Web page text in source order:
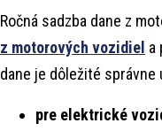
Ročná sadzba dane z
z motorových vozidiel a
dane je dôležité správne
pre elektrické